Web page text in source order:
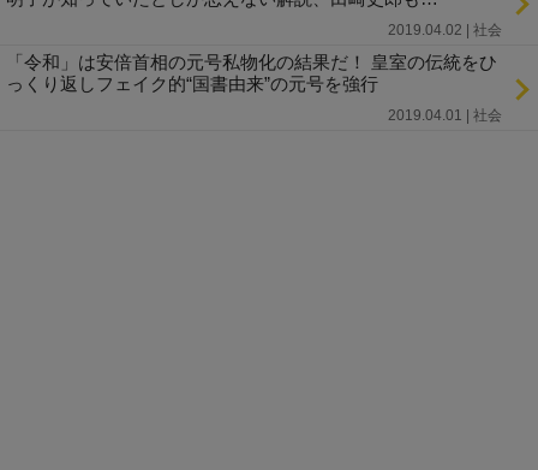
2019.04.02 | 社会
「令和」は安倍首相の元号私物化の結果だ！ 皇室の伝統をひ
っくり返しフェイク的“国書由来”の元号を強行
2019.04.01 | 社会